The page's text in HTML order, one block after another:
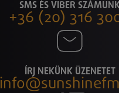
SMS ÉS VIBER
+36 (20) 316
ÍRJ NEKÜNK ÜZENETET